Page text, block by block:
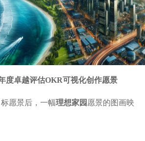
度卓越评估OKR可视化创作愿景
愿景后，一幅理想家园 愿景的图画映